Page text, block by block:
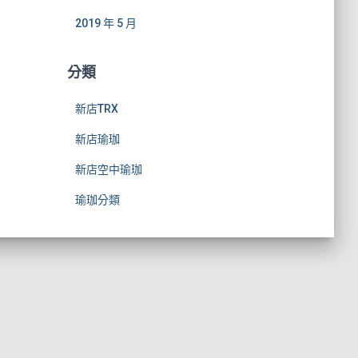
2019 年 5 月
分類
新店TRX
新店瑜珈
新店空中瑜珈
瑜珈分類